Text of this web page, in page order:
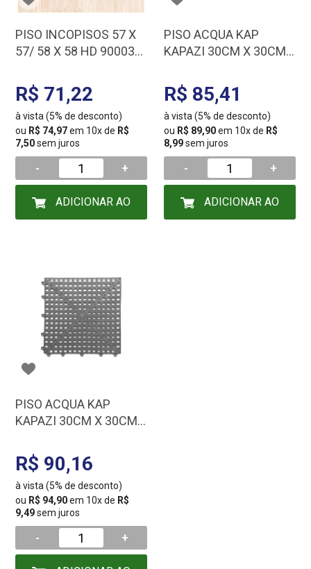
PISO INCOPISOS 57 X
57/ 58 X 58 HD 90003
R$ 71,22
à vista (5% de desconto)
ou R$ 74,97em 10x de R$
7,50sem juros
- +
PISO ACQUA KAP
KAPAZI 30CM X 30CM
R$ 85,41
à vista (5% de desconto)
ou R$ 89,90em 10x de R$
8,99sem juros
- +
PISO ACQUA KAP
KAPAZI 30CM X 30CM
R$ 90,16
à vista (5% de desconto)
ou R$ 94,90em 10x de R$
9,49sem juros
- +